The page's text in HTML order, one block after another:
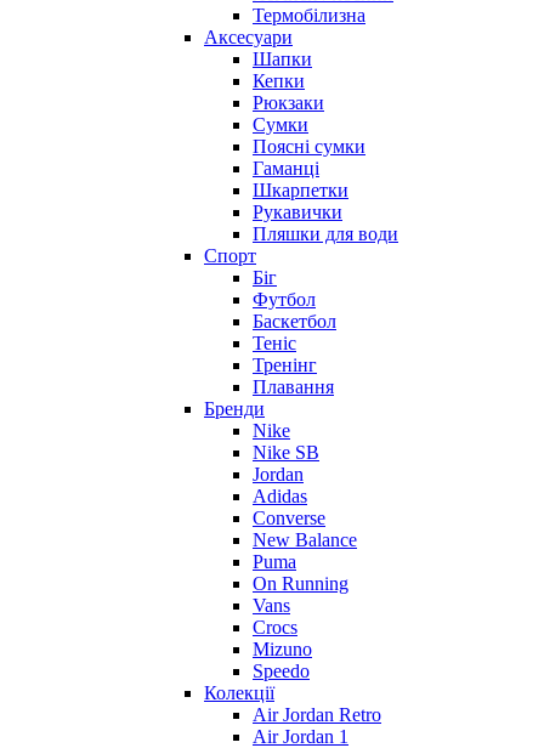
Термобілизна
Аксесуари
Шапки
Кепки
Рюкзаки
Сумки
Поясні сумки
Гаманці
Шкарпетки
Рукавички
Пляшки для води
Спорт
Біг
Футбол
Баскетбол
Теніс
Тренінг
Плавання
Бренди
Nike
Nike SB
Jordan
Adidas
Converse
New Balance
Puma
On Running
Vans
Crocs
Mizuno
Speedo
Колекції
Air Jordan Retro
Air Jordan 1